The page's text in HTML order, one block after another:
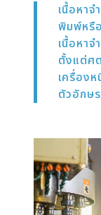
เนื้อหาจ
พิมพ์หรื
เนื้อหา
ตั้งแต่ศ
เครื่อง
ตัวอักษ